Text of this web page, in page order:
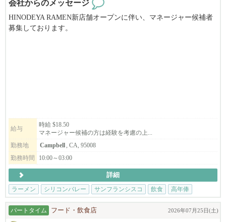
・会計の知識もつくので将来、ご自身の為にもとても勉強になる
お仕事です。
・他州・日本からの応募の場合はスカイプで面接致します。
会社からのメッセージ
HINODEYA RAMEN新店舗オープンに伴い、マネージャー候補者
募集しております。
給与
時給 $18.50
マネージャー候補の方は経験を考慮の上...
勤務地
Campbell, CA, 95008
勤務時間
10:00～03:00
詳細
ラーメン
シリコンバレー サンフランシスコ 飲食 高年俸
パートタイム フード・飲食店 2026年07月25日(土)